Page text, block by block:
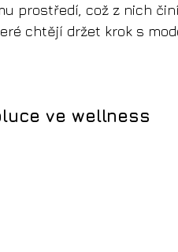
prostředí, což z nich
chtějí držet krok s
ve wellness